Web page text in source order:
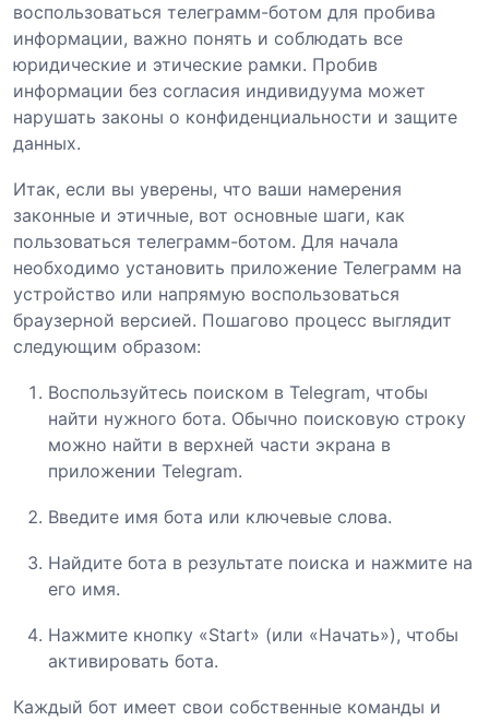
воспользоваться телеграмм-ботом для пробива
информации, важно понять и соблюдать все
юридические и этические рамки. Пробив
информации без согласия индивидуума может
нарушать законы о конфиденциальности и защите
данных.
Итак, если вы уверены, что ваши намерения
законные и этичные, вот основные шаги, как
пользоваться телеграмм-ботом. Для начала
необходимо установить приложение Телеграмм на
устройство или напрямую воспользоваться
браузерной версией. Пошагово процесс выглядит
следующим образом:
Воспользуйтесь поиском в Telegram, чтобы
найти нужного бота. Обычно поисковую строку
можно найти в верхней части экрана в
приложении Telegram.
Введите имя бота или ключевые слова.
Найдите бота в результате поиска и нажмите на
его имя.
Нажмите кнопку «Start» (или «Начать»), чтобы
активировать бота.
Каждый бот имеет свои собственные команды и